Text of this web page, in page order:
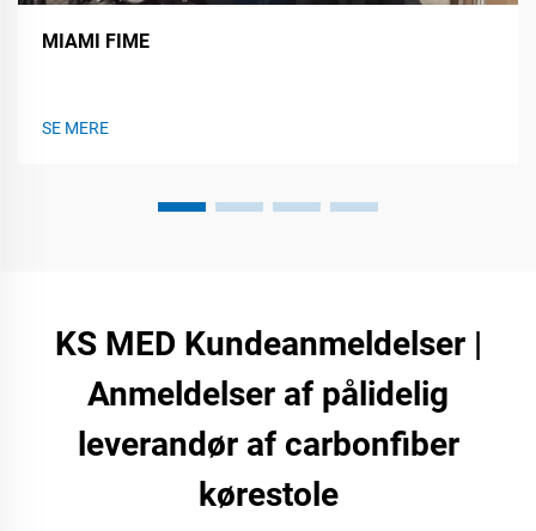
MIAMI FIME
SE MERE
KS MED Kundeanmeldelser |
Anmeldelser af pålidelig
leverandør af carbonfiber
kørestole